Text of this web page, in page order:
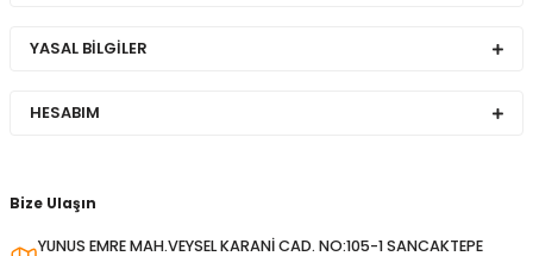
Bize Ulaşın
YUNUS EMRE MAH.VEYSEL KARANİ CAD. NO:105-1 SANCAKTEPE
YASAL BİLGİLER
HESABIM